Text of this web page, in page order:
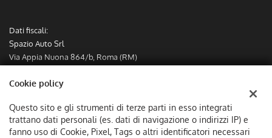
Dati fiscali:
Spazio Auto Srl
Via Appia Nuona 864/b, Roma (RM)
Registro delle imprese:
Cookie policy
Questo sito e gli strumenti di terze parti in esso integrati
trattano dati personali (es. dati di navigazione o indirizzi IP) e
fanno uso di Cookie, Pixel, Tags o altri identificatori necessari